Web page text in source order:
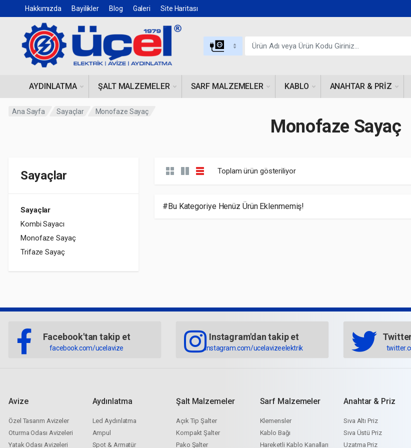
Hakkımızda Bayilikler Blog Galeri Site Haritası
AYDINLATMA ŞALT MALZEMELER SARF MALZEMELER KABLO ANAHTAR & PRIZ
Ana Sayfa Sayaçlar Monofaze Sayaç
Monofaze Sayaç
Sayaçlar
Sayaçlar
Kombi Sayacı
Monofaze Sayaç
Trifaze Sayaç
Toplam ürün gösteriliyor
#Bu Kategoriye Henüz Ürün Eklenmemiş!
Facebook'tan takip et
facebook.com/ucelavize
Instagram'dan takip et
instagram.com/ucelavizeelektrik
Avize
Özel Tasarım Avizeler
Oturma Odası Avizeleri
Yatak Odası Avizeleri
Aydınlatma
Led Aydınlatma
Ampul
Spot & Armatür
Şalt Malzemeler
Açık Tip Şalter
Kompakt Şalter
Pako Şalter
Sarf Malzemeler
Klemensler
Kablo Bağı
Hareketli Kablo Kanalları
Anahtar & Priz
Sıva Altı Priz
Sıva Üstü Priz
Uzatma Priz